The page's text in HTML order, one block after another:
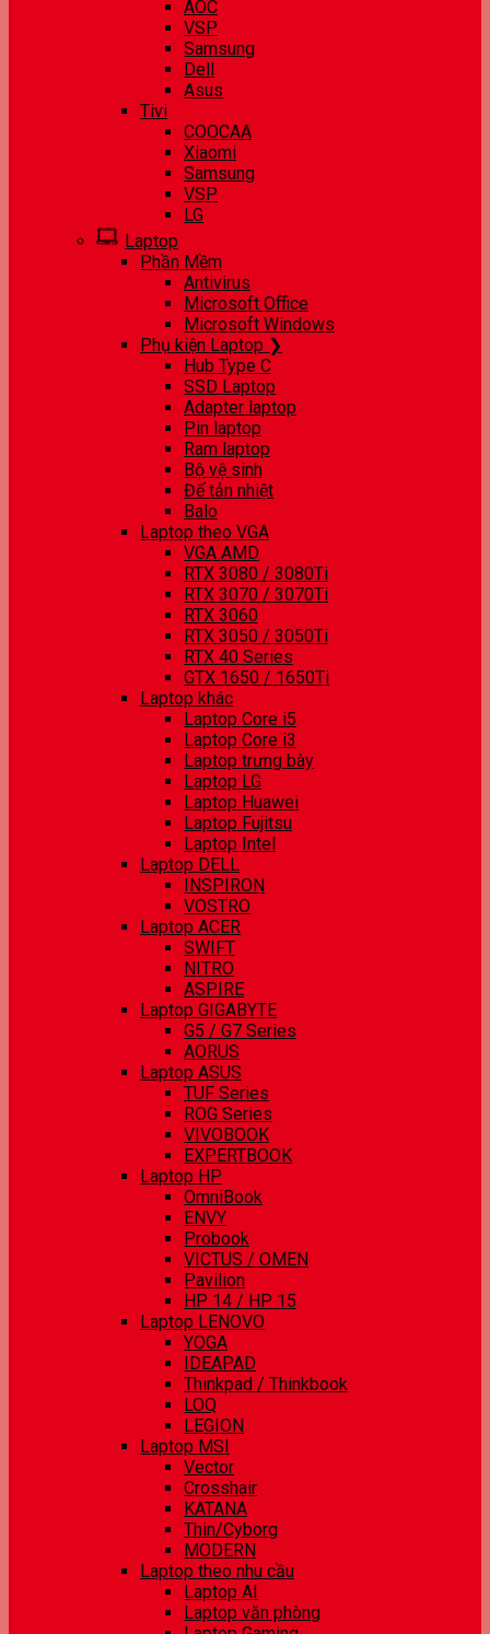
AOC
VSP
Samsung
Dell
Asus
Tivi
COOCAA
Xiaomi
Samsung
VSP
LG
Laptop
Phần Mềm
Antivirus
Microsoft Office
Microsoft Windows
Phụ kiện Laptop ❯
Hub Type C
SSD Laptop
Adapter laptop
Pin laptop
Ram laptop
Bộ vệ sinh
Đế tản nhiệt
Balo
Laptop theo VGA
VGA AMD
RTX 3080 / 3080Ti
RTX 3070 / 3070Ti
RTX 3060
RTX 3050 / 3050Ti
RTX 40 Series
GTX 1650 / 1650Ti
Laptop khác
Laptop Core i5
Laptop Core i3
Laptop trưng bày
Laptop LG
Laptop Huawei
Laptop Fujitsu
Laptop Intel
Laptop DELL
INSPIRON
VOSTRO
Laptop ACER
SWIFT
NITRO
ASPIRE
Laptop GIGABYTE
G5 / G7 Series
AORUS
Laptop ASUS
TUF Series
ROG Series
VIVOBOOK
EXPERTBOOK
Laptop HP
OmniBook
ENVY
Probook
VICTUS / OMEN
Pavilion
HP 14 / HP 15
Laptop LENOVO
YOGA
IDEAPAD
Thinkpad / Thinkbook
LOQ
LEGION
Laptop MSI
Vector
Crosshair
KATANA
Thin/Cyborg
MODERN
Laptop theo nhu cầu
Laptop AI
Laptop văn phòng